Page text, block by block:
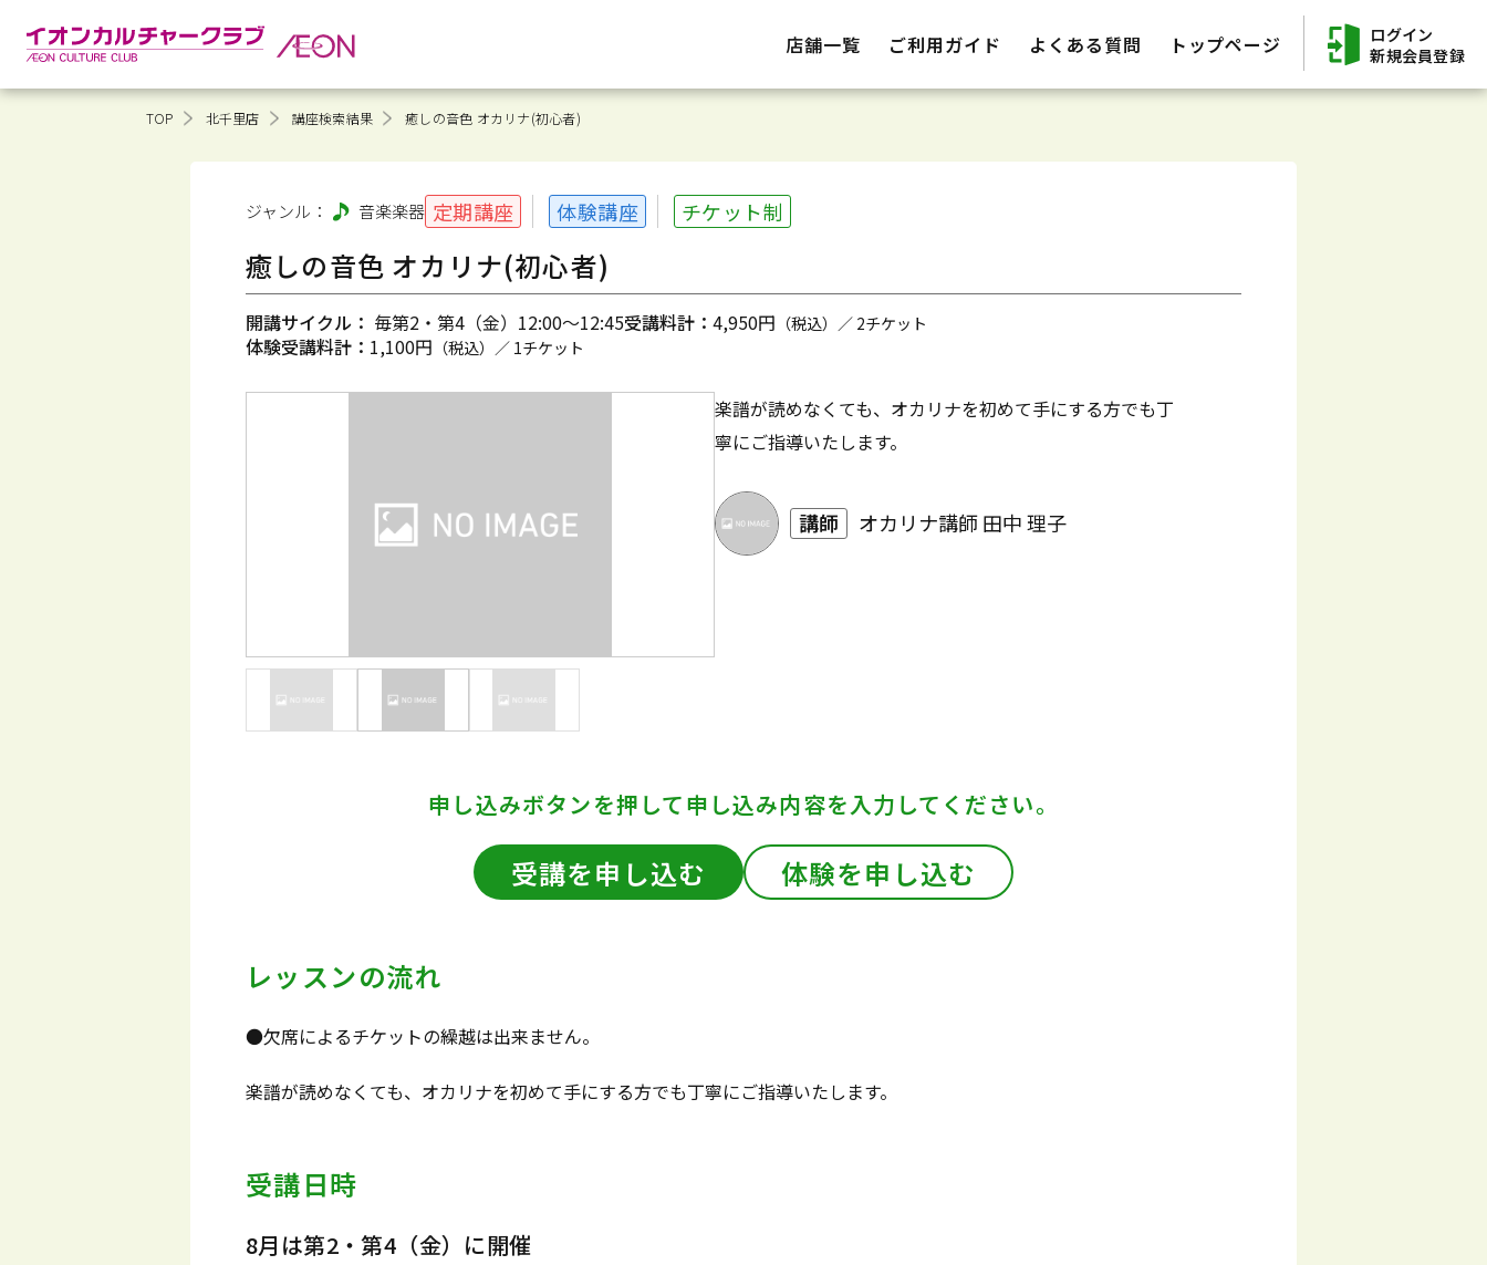
店舗一覧 ご利用ガイド よくある質問 トップページ
ログイン
新規会員登録
TOP 北千里店 講座検索結果 癒しの音色 オカリナ(初心者)
ジャンル： 音楽楽器 定期講座 体験講座 チケット制
癒しの音色 オカリナ(初心者)
開講サイクル： 毎第2・第4（金）12:00～12:45受講料計： 4,950円 （税込）／ 2チケット
体験受講料計： 1,100円 （税込）／ 1チケット
楽譜が読めなくても、オカリナを初めて手にする方でも丁
寧にご指導いたします。
講師 オカリナ講師 田中 理子
申し込みボタンを押して申し込み内容を入力してください。
受講を申し込む 体験を申し込む
レッスンの流れ
●欠席によるチケットの繰越は出来ません。
楽譜が読めなくても、オカリナを初めて手にする方でも丁寧にご指導いたします。
受講日時
8月は第2・第4（金）に開催